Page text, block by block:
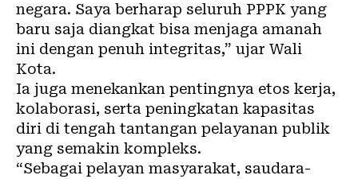
negara. Saya berharap seluruh PPPK yang
baru saja diangkat bisa menjaga amanah
ini dengan penuh integritas,” ujar Wali
Kota.
Ia juga menekankan pentingnya etos kerja,
kolaborasi, serta peningkatan kapasitas
diri di tengah tantangan pelayanan publik
yang semakin kompleks.
“Sebagai pelayan masyarakat, saudara-